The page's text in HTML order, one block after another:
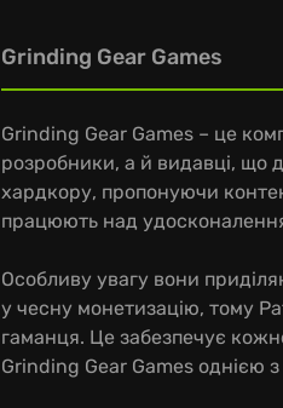
Grinding Gear Games
Grinding Gear Games – це
розробники, а й видавці, що
хардкору, пропонуючи
працюють над
Особливу увагу вони
у чесну монетизацію, тому
гаманця. Це забезпечує
Grinding Gear Games однією